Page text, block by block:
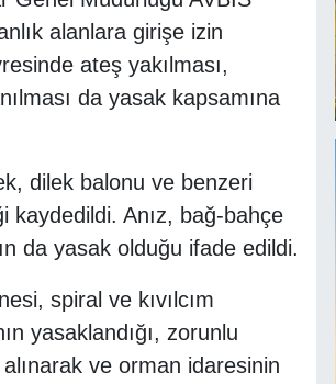
alanlara girişe izin
ateş yakılması,
da yasak kapsamına
dilek balonu ve benzeri
kaydedildi. Anız, bağ-bahçe
da yasak olduğu ifade edildi.
spiral ve kıvılcım
yasaklandığı, zorunlu
ve orman idaresinin